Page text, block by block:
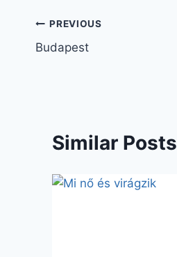
Bejegyzés
navigáció
PREVIOUS
Budapest
Similar Posts